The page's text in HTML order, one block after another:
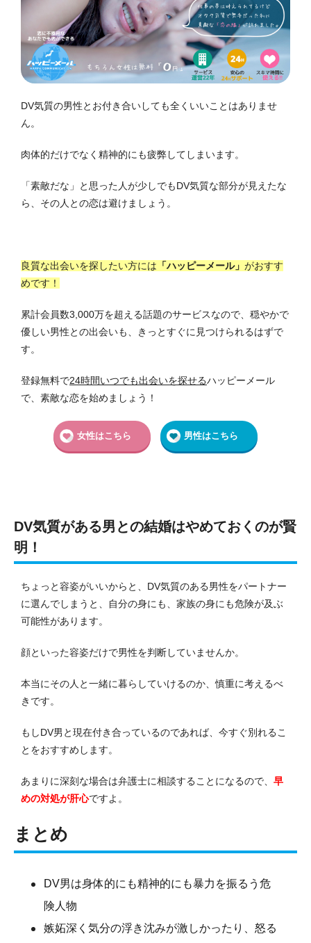
DV気質の男性とお付き合いしても全くいいことはありませ
ん。
肉体的だけでなく精神的にも疲弊してしまいます。
「素敵だな」と思った人が少しでもDV気質な部分が見えたな
ら、その人との恋は避けましょう。
良質な出会いを探したい方には 「ハッピーメール」 がおすす
めです！
累計会員数3,000万を超える話題のサービスなので、穏やかで
優しい男性との出会いも、きっとすぐに見つけられるはずで
す。
登録無料で24時間いつでも出会いを探せるハッピーメール
で、素敵な恋を始めましょう！
女性はこちら 男性はこちら
DV気質がある男との結婚はやめておくのが賢
明！
ちょっと容姿がいいからと、DV気質のある男性をパートナー
に選んでしまうと、自分の身にも、家族の身にも危険が及ぶ
可能性があります。
顔といった容姿だけで男性を判断していませんか。
本当にその人と一緒に暮らしていけるのか、慎重に考えるべ
きです。
もしDV男と現在付き合っているのであれば、今すぐ別れるこ
とをおすすめします。
あまりに深刻な場合は弁護士に相談することになるので、 早
めの対処が肝心ですよ。
まとめ
DV男は身体的にも精神的にも暴力を振るう危
険人物
嫉妬深く気分の浮き沈みが激しかったり、怒る